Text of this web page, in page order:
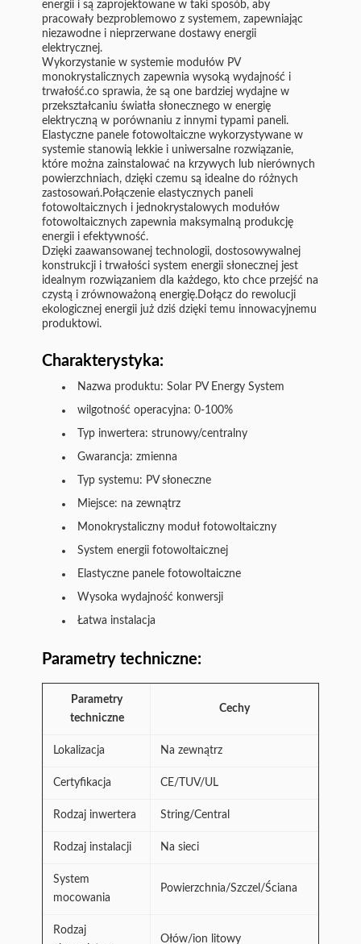
energii i są zaprojektowane w taki sposób, aby
pracowały bezproblemowo z systemem, zapewniając
niezawodne i nieprzerwane dostawy energii
elektrycznej.
Wykorzystanie w systemie modułów PV
monokrystalicznych zapewnia wysoką wydajność i
trwałość.co sprawia, że są one bardziej wydajne w
przekształcaniu światła słonecznego w energię
elektryczną w porównaniu z innymi typami paneli.
Elastyczne panele fotowoltaiczne wykorzystywane w
systemie stanowią lekkie i uniwersalne rozwiązanie,
które można zainstalować na krzywych lub nierównych
powierzchniach, dzięki czemu są idealne do różnych
zastosowań.Połączenie elastycznych paneli
fotowoltaicznych i jednokrystalowych modułów
fotowoltaicznych zapewnia maksymalną produkcję
energii i efektywność.
Dzięki zaawansowanej technologii, dostosowywalnej
konstrukcji i trwałości system energii słonecznej jest
idealnym rozwiązaniem dla każdego, kto chce przejść na
czystą i zrównoważoną energię.Dołącz do rewolucji
ekologicznej energii już dziś dzięki temu innowacyjnemu
produktowi.
Charakterystyka:
Nazwa produktu: Solar PV Energy System
wilgotność operacyjna: 0-100%
Typ inwertera: strunowy/centralny
Gwarancja: zmienna
Typ systemu: PV słoneczne
Miejsce: na zewnątrz
Monokrystaliczny moduł fotowoltaiczny
System energii fotowoltaicznej
Elastyczne panele fotowoltaiczne
Wysoka wydajność konwersji
Łatwa instalacja
Parametry techniczne:
Parametry
techniczne
Cechy
Lokalizacja Na zewnątrz
Certyfikacja CE/TUV/UL
Rodzaj inwertera String/Central
Rodzaj instalacji Na sieci
System
mocowania
Powierzchnia/Szczel/Ściana
Rodzaj
Ołów/ion litowy